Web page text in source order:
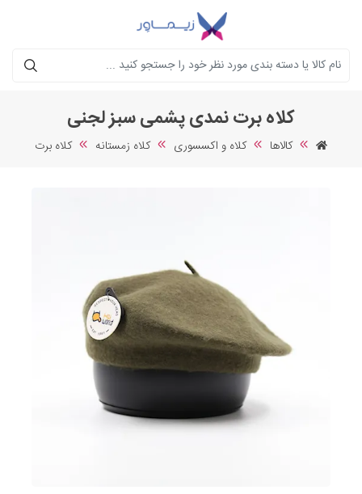
جستجو
کلاه برت نمدی پشمی سبز لجنی
کالاها کلاه و اکسسوری کلاه زمستانه کلاه برت